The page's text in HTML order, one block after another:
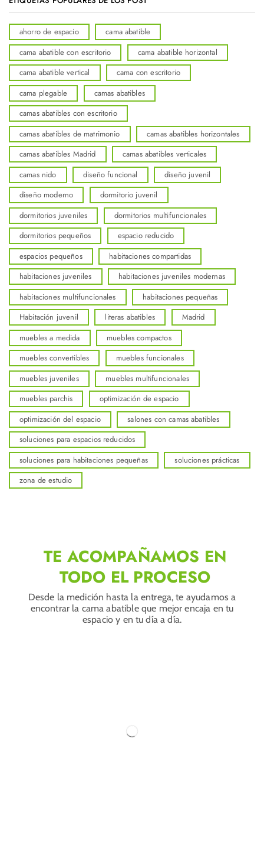
ahorro de espacio
cama abatible
cama abatible con escritorio
cama abatible horizontal
cama abatible vertical
cama con escritorio
cama plegable
camas abatibles
camas abatibles con escritorio
camas abatibles de matrimonio
camas abatibles horizontales
camas abatibles Madrid
camas abatibles verticales
camas nido
diseño funcional
diseño juvenil
diseño moderno
dormitorio juvenil
dormitorios juveniles
dormitorios multifuncionales
dormitorios pequeños
espacio reducido
espacios pequeños
habitaciones compartidas
habitaciones juveniles
habitaciones juveniles modernas
habitaciones multifuncionales
habitaciones pequeñas
Habitación juvenil
literas abatibles
Madrid
muebles a medida
muebles compactos
muebles convertibles
muebles funcionales
muebles juveniles
muebles multifuncionales
muebles parchis
optimización de espacio
optimización del espacio
salones con camas abatibles
soluciones para espacios reducidos
soluciones para habitaciones pequeñas
soluciones prácticas
zona de estudio
TE ACOMPAÑAMOS EN
TODO EL PROCESO
Desde la medición hasta la entrega, te ayudamos a
encontrar la cama abatible que mejor encaja en tu
espacio y en tu día a día.